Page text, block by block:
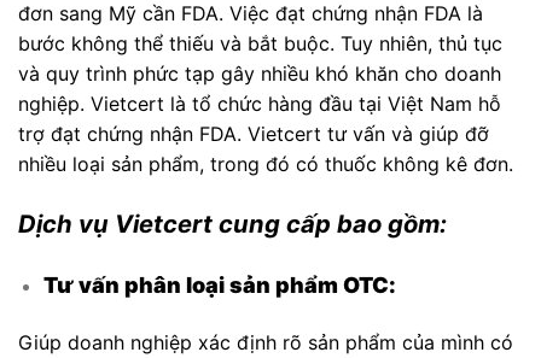
đơn sang Mỹ cần FDA. Việc đạt chứng nhận FDA là
bước không thể thiếu và bắt buộc. Tuy nhiên, thủ tục
và quy trình phức tạp gây nhiều khó khăn cho doanh
nghiệp. Vietcert là tổ chức hàng đầu tại Việt Nam hỗ
trợ đạt chứng nhận FDA. Vietcert tư vấn và giúp đỡ
nhiều loại sản phẩm, trong đó có thuốc không kê đơn.
Dịch vụ Vietcert cung cấp bao gồm:
Tư vấn phân loại sản phẩm OTC:
Giúp doanh nghiệp xác định rõ sản phẩm của mình có